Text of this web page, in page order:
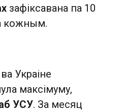
зафіксавана па 10
кожным.
Украіне
максімуму,
УСУ. За месяц